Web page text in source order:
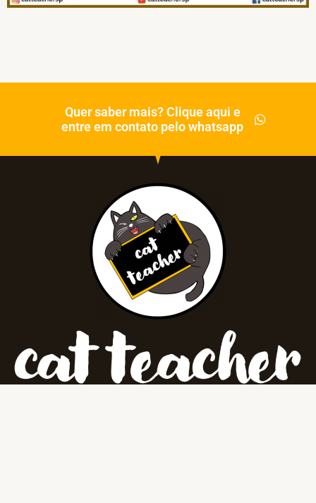
Quer saber mais? Clique aqui e
entre em contato pelo whatsapp